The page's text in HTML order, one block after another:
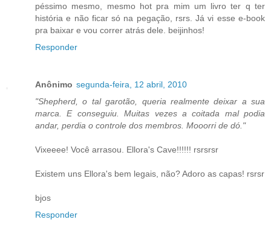
péssimo mesmo, mesmo hot pra mim um livro ter q ter
história e não ficar só na pegação, rsrs. Já vi esse e-book
pra baixar e vou correr atrás dele. beijinhos!
Responder
Anônimo segunda-feira, 12 abril, 2010
"Shepherd, o tal garotão, queria realmente deixar a sua
marca. E conseguiu. Muitas vezes a coitada mal podia
andar, perdia o controle dos membros. Mooorri de dó."
Vixeeee! Você arrasou. Ellora's Cave!!!!!! rsrsrsr
Existem uns Ellora's bem legais, não? Adoro as capas! rsrsr
bjos
Responder